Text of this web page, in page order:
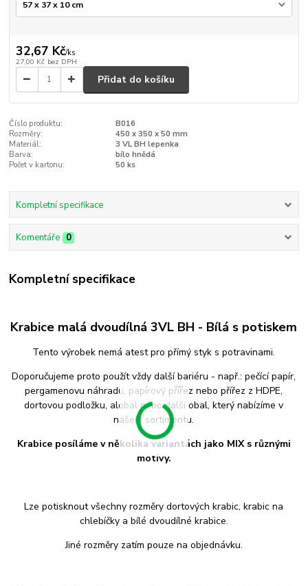
32,67 Kč/ks
27,00 Kč bez DPH
Přidat do košíku
Číslo produktu:
B016
Rozměry:
450 x 350 x 50 mm
Materiál:
3 VL BH lepenka
Barva:
bílo hnědá
Počet v kartonu:
50 ks
Kompletní specifikace
Komentáře 0
Kompletní specifikace
Krabice malá dvoudílná 3VL BH - Bílá s potiskem
Tento výrobek nemá atest pro přímý styk s potravinami.
Doporučujeme proto použít vždy další bariéru - např.: pečící papír,
pergamenovu náhradu, papírový přířez nebo přířez z HDPE,
dortovou podložku, alobal nebo další obal, který nabízíme v
našem sortimentu.
Krabice posíláme v několika variantách jako MIX s různými
motivy.
Lze potisknout všechny rozměry dortových krabic, krabic na
chlebíčky a bílé dvoudílné krabice.
Jiné rozměry zatím pouze na objednávku.